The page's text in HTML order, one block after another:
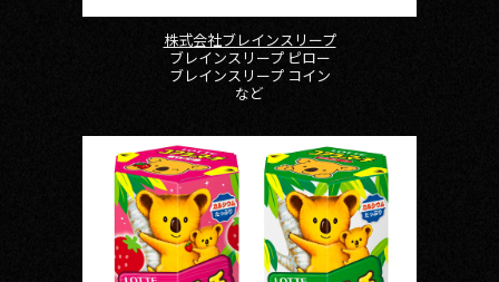
株式会社ブレインスリープ
ブレインスリープ ピロー
ブレインスリープ コイン
など